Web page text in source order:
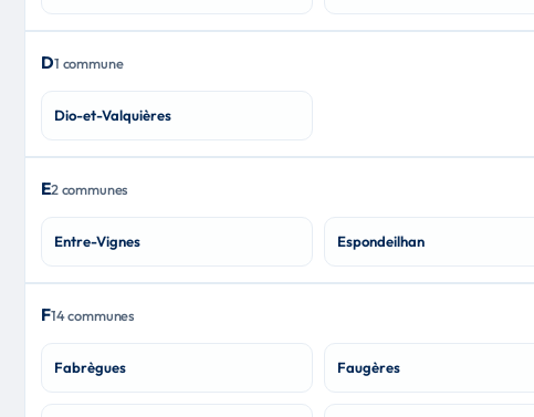
D1 commune
Dio-et-Valquières
E2 communes
Entre-Vignes Espondeilhan
F14 communes
Fabrègues Faugères